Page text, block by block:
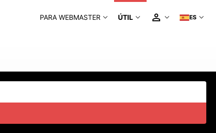
PARA WEBMASTER ÚTIL ES